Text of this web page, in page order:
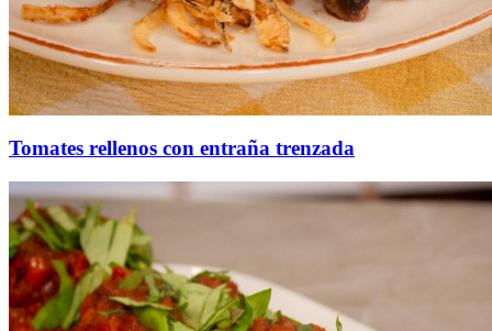
Tomates rellenos con entraña trenzada